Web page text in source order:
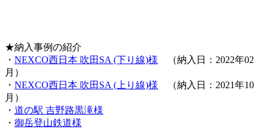
★納入事例の紹介
・ NEXCO西日本 吹田SA (下り線)様 （納入日：2022年02
月）
・ NEXCO西日本 吹田SA (上り線)様 （納入日：2021年10
月）
・ 道の駅 吉野路黒滝様
・ 御岳登山鉄道様